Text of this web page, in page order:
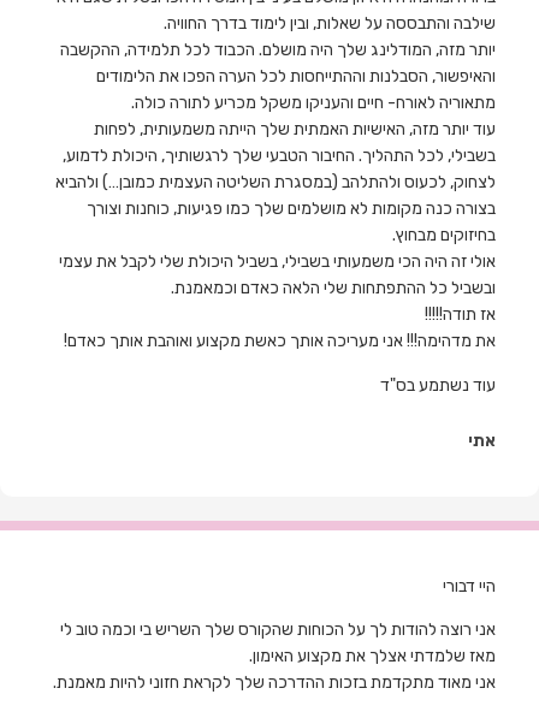
שילבה והתבססה על שאלות, ובין לימוד בדרך החוויה.
יותר מזה, המודלינג שלך היה מושלם. הכבוד לכל תלמידה, ההקשבה
והאיפשור, הסבלנות וההתייחסות לכל הערה הפכו את הלימודים
מתאוריה לאורח- חיים והעניקו משקל מכריע לתורה כולה.
עוד יותר מזה, האישיות האמתית שלך הייתה משמעותית, לפחות
בשבילי, לכל התהליך. החיבור הטבעי שלך לרגשותיך, היכולת לדמוע,
לצחוק, לכעוס ולהתלהב (במסגרת השליטה העצמית כמובן…) ולהביא
בצורה כנה מקומות לא מושלמים שלך כמו פגיעות, כוחנות וצורך
בחיזוקים מבחוץ.
אולי זה היה הכי משמעותי בשבילי, בשביל היכולת שלי לקבל את עצמי
ובשביל כל ההתפתחות שלי הלאה כאדם וכמאמנת.
אז תודה!!!!!
את מדהימה!!! אני מעריכה אותך כאשת מקצוע ואוהבת אותך כאדם!
עוד נשתמע בס"ד
אתי
היי דבורי
אני רוצה להודות לך על הכוחות שהקורס שלך השריש בי וכמה טוב לי
מאז שלמדתי אצלך את מקצוע האימון.
אני מאוד מתקדמת בזכות ההדרכה שלך לקראת חזוני להיות מאמנת.